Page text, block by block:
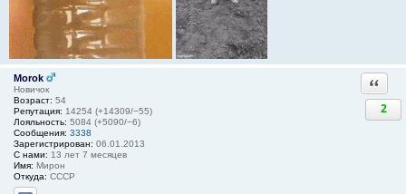
Morok
Новичок
Возраст: 54
Репутация: 14254 (+14309/−55)
Лояльность: 5084 (+5090/−6)
Сообщения: 3338
Зарегистрирован: 06.01.2013
С нами: 13 лет 7 месяцев
Имя: Мирон
Откуда: СССР
2